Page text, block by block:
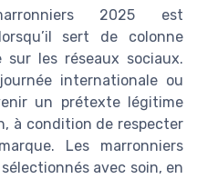
2025 est
sert de colonne
les réseaux sociaux.
internationale ou
un prétexte légitime
à condition de respecter
Les marronniers
avec soin, en